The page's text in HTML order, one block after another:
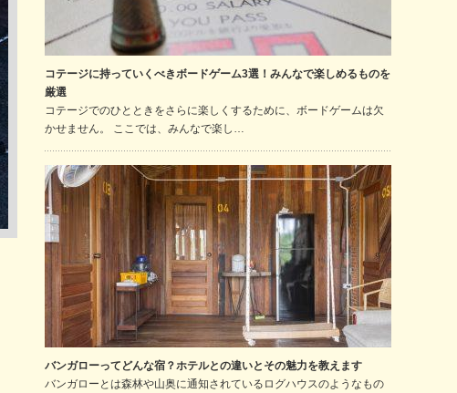
コテージに持っていくべきボードゲーム3選！みんなで楽しめるものを
厳選
コテージでのひとときをさらに楽しくするために、ボードゲームは欠
かせません。 ここでは、みんなで楽し…
バンガローってどんな宿？ホテルとの違いとその魅力を教えます
バンガローとは森林や山奥に通知されているログハウスのようなもの